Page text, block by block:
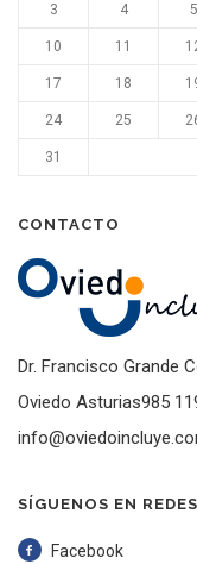
3 4 5
10 11
17 18
24 25
31
CONTACTO
Dr. Francisco Grande
Oviedo Asturias985
SÍGUENOS EN REDES
Facebook